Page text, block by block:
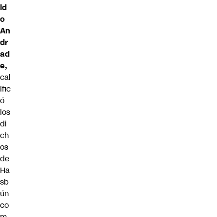
ld
o
An
dr
ad
e,
cal
ific
ó
los
di
ch
os
de
Ha
sb
ún
co